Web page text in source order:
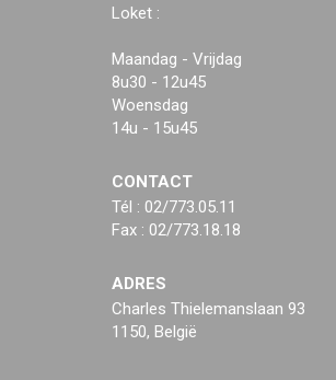
Loket :
Maandag - Vrijdag
8u30 - 12u45
Woensdag
14u - 15u45
CONTACT
Tél : 02/773.05.11
Fax : 02/773.18.18
ADRES
Charles Thielemanslaan 93
1150, België